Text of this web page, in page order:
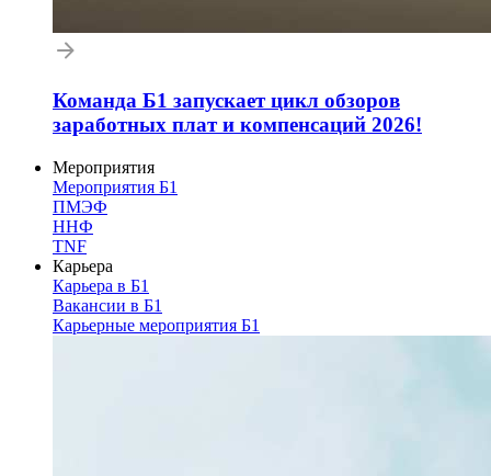
Команда Б1 запускает цикл обзоров
заработных плат и компенсаций 2026!
Мероприятия
Мероприятия Б1
ПМЭФ
ННФ
TNF
Карьера
Карьера в Б1
Вакансии в Б1
Карьерные мероприятия Б1